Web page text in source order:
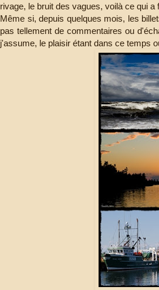
rivage, le bruit des vagues, voilà ce qui
Même si, depuis quelques mois, les
pas tellement de commentaires ou
j'assume, le plaisir étant dans ce temps